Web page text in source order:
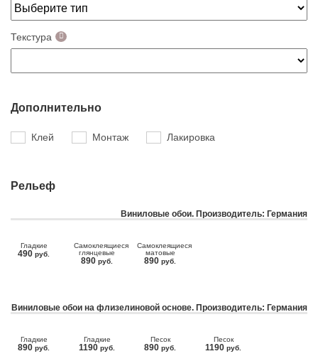
Текстура
Дополнительно
Клей Монтаж Лакировка
Рельеф
Виниловые обои. Производитель: Германия
Гладкие
490 руб.
Самоклеящиеся
глянцевые
890 руб.
Самоклеящиеся
матовые
890 руб.
Виниловые обои на флизелиновой основе. Производитель: Германия
Гладкие
890 руб.
Гладкие
1190 руб.
Песок
890 руб.
Песок
1190 руб.